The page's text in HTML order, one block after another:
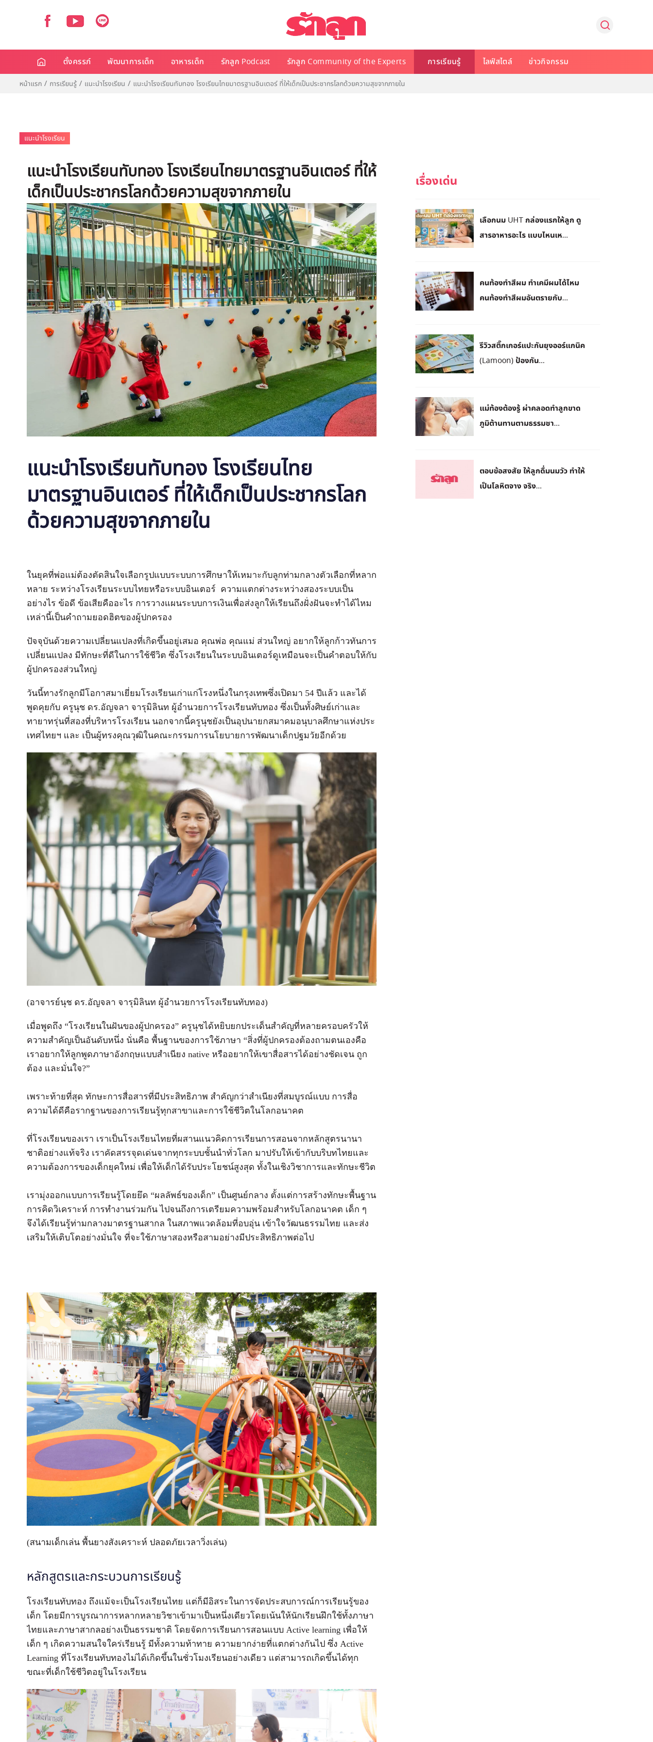
ตั้งครรภ์ พัฒนาการเด็ก อาหารเด็ก รักลูก Podcast รักลูก Community of the Experts การเรียนรู้ ไลฟ์สไตล์ ข่าวกิจกรรม
หน้าแรก การเรียนรู้ แนะนำโรงเรียน แนะนำโรงเรียนทับทอง โรงเรียนไทยมาตรฐานอินเตอร์ ที่ให้เด็กเป็นประชากรโลกด้วยความสุขจากภายใน
แนะนำโรงเรียน
แนะนำโรงเรียนทับทอง โรงเรียนไทยมาตรฐานอินเตอร์ ที่ให้
เด็กเป็นประชากรโลกด้วยความสุขจากภายใน
แนะนำโรงเรียนทับทอง โรงเรียนไทย
มาตรฐานอินเตอร์ ที่ให้เด็กเป็นประชากรโลก
ด้วยความสุขจากภายใน
ในยุคที่พ่อแม่ต้องตัดสินใจเลือกรูปแบบระบบการศึกษาให้เหมาะกับลูกท่ามกลางตัวเลือกที่หลาก
หลาย ระหว่างโรงเรียนระบบไทยหรือระบบอินเตอร์ ความแตกต่างระหว่างสองระบบเป็น
อย่างไร ข้อดี ข้อเสียคืออะไร การวางแผนระบบการเงินเพื่อส่งลูกให้เรียนถึงฝั่งฝันจะทำได้ไหม
เหล่านี้เป็นคำถามยอดฮิตของผู้ปกครอง
ปัจจุบันด้วยความเปลี่ยนแปลงที่เกิดขึ้นอยู่เสมอ คุณพ่อ คุณแม่ ส่วนใหญ่ อยากให้ลูกก้าวทันการ
เปลี่ยนแปลง มีทักษะที่ดีในการใช้ชีวิต ซึ่งโรงเรียนในระบบอินเตอร์ดูเหมือนจะเป็นคำตอบให้กับ
ผู้ปกครองส่วนใหญ่
วันนี้ทางรักลูกมีโอกาสมาเยี่ยมโรงเรียนเก่าแก่โรงหนึ่งในกรุงเทพซึ่งเปิดมา 54 ปีแล้ว และได้
พูดคุยกับ ครูนุช ดร.อัญจลา จารุมิลินท ผู้อำนวยการโรงเรียนทับทอง ซึ่งเป็นทั้งศิษย์เก่าและ
ทายาทรุ่นที่สองที่บริหารโรงเรียน นอกจากนี้ครูนุชยังเป็นอุปนายกสมาคมอนุบาลศึกษาแห่งประ
เทศไทยฯ และ เป็นผู้ทรงคุณวุฒิในคณะกรรมการนโยบายการพัฒนาเด็กปฐมวัยอีกด้วย
(อาจารย์นุช ดร.อัญจลา จารุมิลินท ผู้อำนวยการโรงเรียนทับทอง)
เมื่อพูดถึง “โรงเรียนในฝันของผู้ปกครอง” ครูนุชได้หยิบยกประเด็นสำคัญที่หลายครอบครัวให้
ความสำคัญเป็นอันดับหนึ่ง นั่นคือ พื้นฐานของการใช้ภาษา “สิ่งที่ผู้ปกครองต้องถามตนเองคือ
เราอยากให้ลูกพูดภาษาอังกฤษแบบสำเนียง native หรืออยากให้เขาสื่อสารได้อย่างชัดเจน ถูก
ต้อง และมั่นใจ?”
เพราะท้ายที่สุด ทักษะการสื่อสารที่มีประสิทธิภาพ สำคัญกว่าสำเนียงที่สมบูรณ์แบบ การสื่อ
ความได้ดีคือรากฐานของการเรียนรู้ทุกสาขาและการใช้ชีวิตในโลกอนาคต
ที่โรงเรียนของเรา เราเป็นโรงเรียนไทยที่ผสานแนวคิดการเรียนการสอนจากหลักสูตรนานา
ชาติอย่างแท้จริง เราคัดสรรจุดเด่นจากทุกระบบชั้นนำทั่วโลก มาปรับให้เข้ากับบริบทไทยและ
ความต้องการของเด็กยุคใหม่ เพื่อให้เด็กได้รับประโยชน์สูงสุด ทั้งในเชิงวิชาการและทักษะชีวิต
เรามุ่งออกแบบการเรียนรู้โดยยึด “ผลลัพธ์ของเด็ก” เป็นศูนย์กลาง ตั้งแต่การสร้างทักษะพื้นฐาน
การคิดวิเคราะห์ การทำงานร่วมกัน ไปจนถึงการเตรียมความพร้อมสำหรับโลกอนาคต เด็ก ๆ
จึงได้เรียนรู้ท่ามกลางมาตรฐานสากล ในสภาพแวดล้อมที่อบอุ่น เข้าใจวัฒนธรรมไทย และส่ง
เสริมให้เติบโตอย่างมั่นใจ ที่จะใช้ภาษาสองหรือสามอย่างมีประสิทธิภาพต่อไป
(สนามเด็กเล่น พื้นยางสังเคราะห์ ปลอดภัยเวลาวิ่งเล่น)
หลักสูตรและกระบวนการเรียนรู้
โรงเรียนทับทอง ถึงแม้จะเป็นโรงเรียนไทย แต่ก็มีอิสระในการจัดประสบการณ์การเรียนรู้ของ
เด็ก โดยมีการบูรณาการหลากหลายวิชาเข้ามาเป็นหนึ่งเดียวโดยเน้นให้นักเรียนฝึกใช้ทั้งภาษา
ไทยและภาษาสากลอย่างเป็นธรรมชาติ โดยจัดการเรียนการสอนแบบ Active learning เพื่อให้
เด็ก ๆ เกิดความสนใจใคร่เรียนรู้ มีทั้งความท้าทาย ความยากง่ายที่แตกต่างกันไป ซึ่ง Active
Learning ที่โรงเรียนทับทองไม่ได้เกิดขึ้นในชั่วโมงเรียนอย่างเดียว แต่สามารถเกิดขึ้นได้ทุก
ขณะที่เด็กใช้ชีวิตอยู่ในโรงเรียน
เลือกนม UHT กล่องแรกให้ลูก ดู
สารอาหารอะไร แบบไหนเห...
คนท้องทำสีผม ทำเคมีผมได้ไหม
คนท้องทำสีผมอันตรายกับ...
รีวิวสติ๊กเกอร์แปะกันยุงออร์แกนิค
(Lamoon) ป้องกัน...
แม่ท้องต้องรู้ ผ่าคลอดทำลูกขาด
ภูมิต้านทานตามธรรมชา...
ตอบข้อสงสัย ให้ลูกดื่มนมวัว ทำให้
เป็นโลหิตจาง จริง...